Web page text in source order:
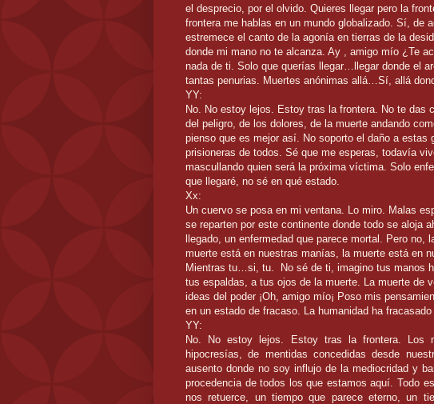
el desprecio, por el olvido. Quieres llegar pero la
frontera me hablas en un mundo globalizado. Sí, de
estremece el canto de la agonía en tierras de la
donde mi mano no te alcanza. Ay , amigo mío ¿Te
nada de ti. Solo que querías llegar…llegar donde el
tantas penurias. Muertes anónimas allá…Sí, allá
YY:
No. No estoy lejos. Estoy tras la frontera. No te das
del peligro, de los dolores, de la muerte andando
pienso que es mejor así. No soporto el daño a
prisioneras de todos. Sé que me esperas, todavía
mascullando quien será la próxima víctima. Solo
que llegaré, no sé en qué estado.
Xx:
Un cuervo se posa en mi ventana. Lo miro. Malas
se reparten por este continente donde todo se aloja
llegado, un enfermedad que parece mortal. Pero no,
muerte está en nuestras manías, la muerte está en
Mientras tu…si, tu.
No sé de ti, imagino tus manos
tus espaldas, a tus ojos de la muerte. La muerte de
ideas del poder ¡Oh, amigo mío¡ Poso mis
en un estado de fracaso. La humanidad ha
YY:
No. No estoy lejos. Estoy tras la frontera. Los
hipocresías, de mentidas concedidas desde
ausento donde no soy influjo de la mediocridad y
procedencia de todos los que estamos aquí. Todo
nos retuerce, un tiempo que parece eterno, un